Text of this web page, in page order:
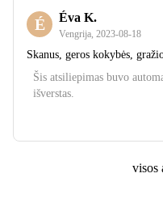
É Éva K.
Vengrija 2023‑08‑18
Skanus, geros kokybės,
Šis atsiliepimas buvo
išverstas.
visos